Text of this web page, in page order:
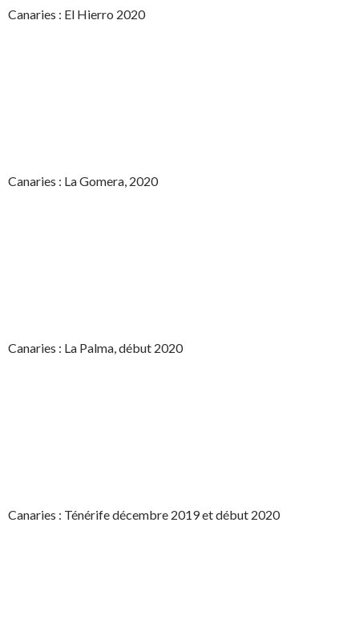
Canaries : El Hierro 2020
Canaries : La Gomera, 2020
Canaries : La Palma, début 2020
Canaries : Ténérife décembre 2019 et début 2020